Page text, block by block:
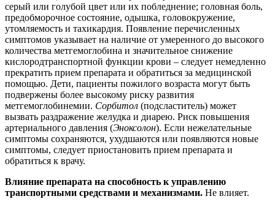
серый или голубой цвет или их побледнение; головная боль,
предобморочное состояние, одышка, головокружение,
утомляемость и тахикардия. Появление перечисленных
симптомов указывает на наличие от умеренного до высокого
количества метгемоглобина и значительное снижение
кислородтранспортной функции крови – следует немедленно
прекратить прием препарата и обратиться за медицинской
помощью. Дети, пациенты пожилого возраста могут быть
подвержены более высокому риску развития
метгемоглобинемии. Сорбитол (подсластитель) может
вызвать раздражение желудка и диарею. Риск повышения
артериального давления (Эноксолон). Если нежелательные
симптомы сохраняются, ухудшаются или появляются новые
симптомы, следует приостановить прием препарата и
обратиться к врачу.
Влияние препарата на способность к управлению
транспортными средствами и механизмами. Не влияет.